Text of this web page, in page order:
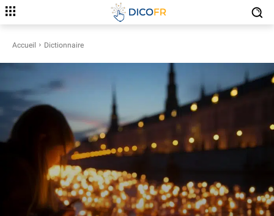
Accueil Dictionnaire